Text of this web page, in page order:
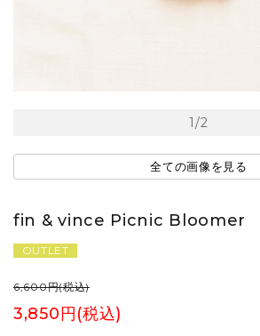
1/2
全ての画像を見る
fin & vince Picnic Bloomer
OUTLET
6,600円(税込)
3,850円(税込)